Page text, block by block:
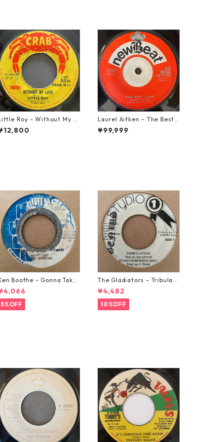
Roy - Without My L
【7-21990】
Laurel Aitken ‎– The Best I
Can【7-22012】
¥99,999
Boothe - Gonna Take
Miracle【7-21362】
5%OFF
The Gladiators - Tribulati
on【7-21365】
¥4,482
10%OFF